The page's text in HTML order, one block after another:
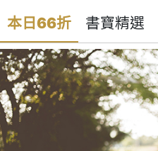
本日66折 書寶精選